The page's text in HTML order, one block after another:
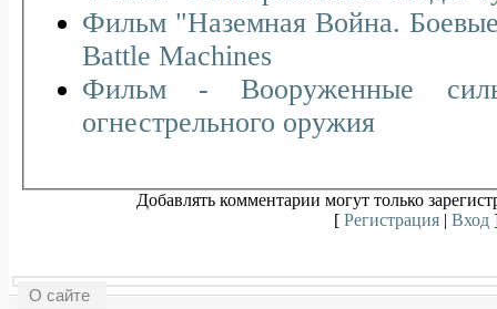
Фильм "Наземная Война.
Battle Machines
Фильм - Вооруженные
огнестрельного оружия
Добавлять комментарии могут только
[ Регистрация| Вход
О сайте